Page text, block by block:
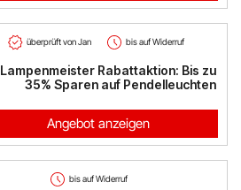
überprüft von Jan bis auf Widerruf
Lampenmeister Rabattaktion: Bis zu
35% Sparen auf Pendelleuchten
Angebot anzeigen
bis auf Widerruf